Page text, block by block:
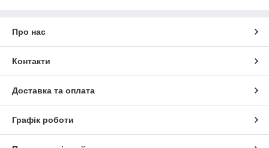
Про нас
Контакти
Доставка та оплата
Графік роботи